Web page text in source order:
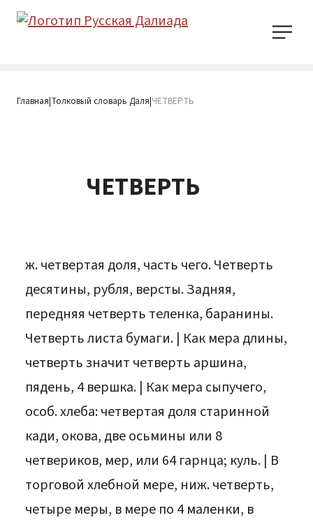
Главная|Толковый словарь Даля|ЧЕТВЕРТЬ
ЧЕТВЕРТЬ
ж. четвертая доля, часть чего. Четверть
десятины, рубля, версты. Задняя,
передняя четверть теленка, баранины.
Четверть листа бумаги. | Как мера длины,
четверть значит четверть аршина,
пядень, 4 вершка. | Как мера сыпучего,
особ. хлеба: четвертая доля старинной
кади, окова, две осьмины или 8
четвериков, мер, или 64 гарнца; куль. | В
торговой хлебной мере, ниж. четверть,
четыре меры, в мере по 4 маленки, в